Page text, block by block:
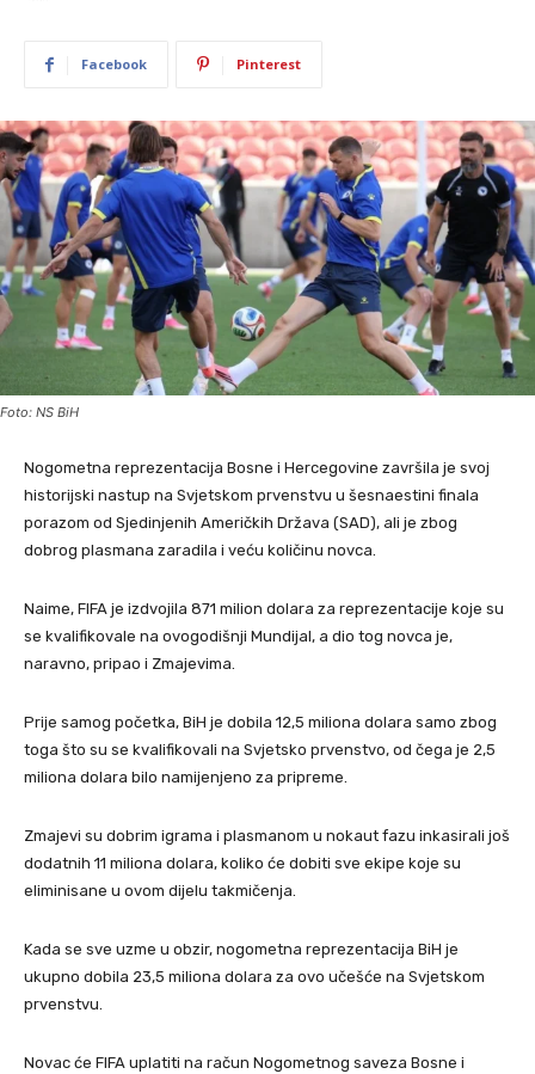
Facebook Pinterest
Foto: NS BiH
Nogometna reprezentacija Bosne i Hercegovine završila je svoj
historijski nastup na Svjetskom prvenstvu u šesnaestini finala
porazom od Sjedinjenih Američkih Država (SAD), ali je zbog
dobrog plasmana zaradila i veću količinu novca.
Naime, FIFA je izdvojila 871 milion dolara za reprezentacije koje su
se kvalifikovale na ovogodišnji Mundijal, a dio tog novca je,
naravno, pripao i Zmajevima.
Prije samog početka, BiH je dobila 12,5 miliona dolara samo zbog
toga što su se kvalifikovali na Svjetsko prvenstvo, od čega je 2,5
miliona dolara bilo namijenjeno za pripreme.
Zmajevi su dobrim igrama i plasmanom u nokaut fazu inkasirali još
dodatnih 11 miliona dolara, koliko će dobiti sve ekipe koje su
eliminisane u ovom dijelu takmičenja.
Kada se sve uzme u obzir, nogometna reprezentacija BiH je
ukupno dobila 23,5 miliona dolara za ovo učešće na Svjetskom
prvenstvu.
Novac će FIFA uplatiti na račun Nogometnog saveza Bosne i